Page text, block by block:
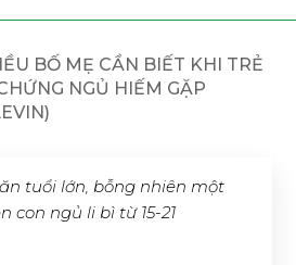
BỐ MẸ CẦN BIẾT KHI TRẺ
NGỦ HIẾM GẶP
tuổi lớn, bỗng nhiên một
con ngủ li bì từ 15-21